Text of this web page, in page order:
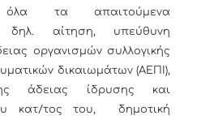
όλα τα απαιτούμενα
δηλ. αίτηση, υπεύθυνη
οργανισμών συλλογικής
δικαιωμάτων (ΑΕΠΙ),
άδειας ίδρυσης και
κατ/τος του, δημοτική